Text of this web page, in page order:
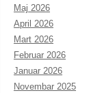
Maj 2026
April 2026
Mart 2026
Februar 2026
Januar 2026
Novembar 2025